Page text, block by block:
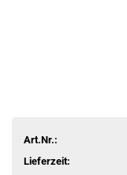
Art.Nr.:
Lieferzeit: